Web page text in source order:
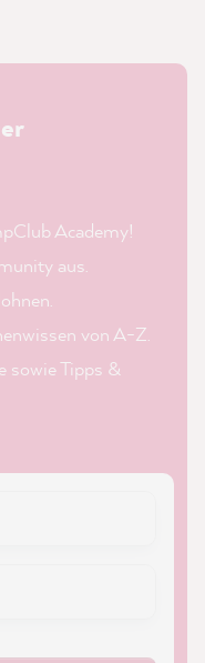
Academy!
aus.
von A-Z.
sowie Tipps &